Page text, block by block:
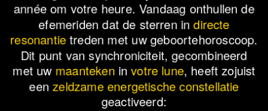
annéeom votre heure. Vandaag onthullen de
efemeriden dat de sterren indirecte
resonantietreden met uw geboortehoroscoop.
Dit punt van synchroniciteit, gecombineerd
met uw maantekeninvotre lune, heeft zojuist
een zeldzame energetische constellatie
geactiveerd: